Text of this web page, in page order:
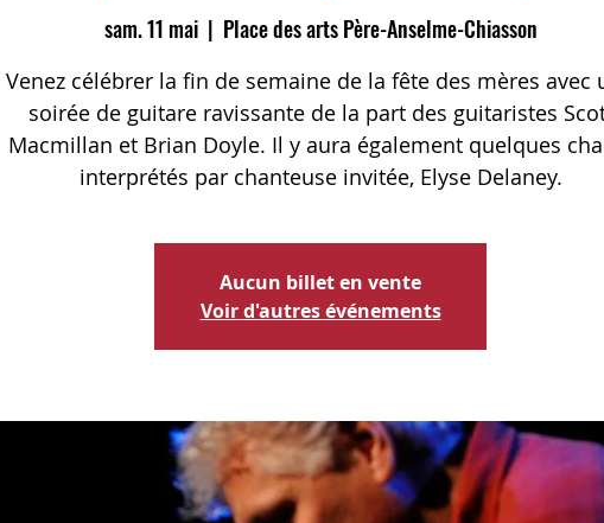
sam. 11 mai
  |
Place des arts Père-Anselme-Chiasson
Venez célébrer la fin de semaine de la fête des mères avec
soirée de guitare ravissante de la part des guitaristes
Macmillan et Brian Doyle. Il y aura également quelques
interprétés par chanteuse invitée, Elyse Delaney.
Aucun billet en vente
Voir d'autres événements